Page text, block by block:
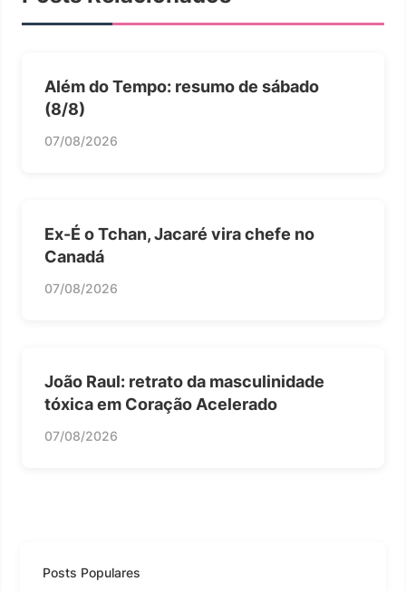
Além do Tempo: resumo de sábado
(8/8)
07/08/2026
Ex-É o Tchan, Jacaré vira chefe no
Canadá
07/08/2026
João Raul: retrato da masculinidade
tóxica em Coração Acelerado
07/08/2026
Posts Populares